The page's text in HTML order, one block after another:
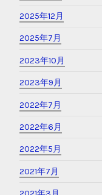
2025年12月
2025年7月
2023年10月
2023年9月
2022年7月
2022年6月
2022年5月
2021年7月